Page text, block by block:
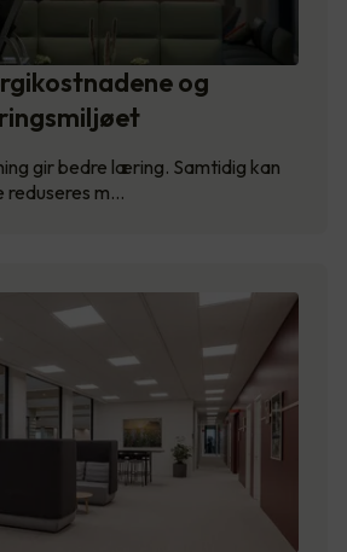
og
gir bedre læring. Samtidig kan
reduseres m…